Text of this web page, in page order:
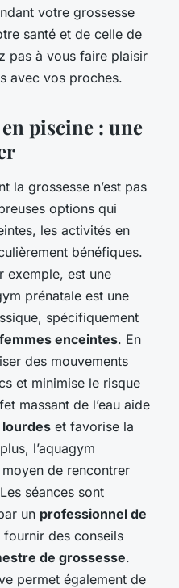
votre grossesse
santé et de celle de
pas à vous faire plaisir
avec vos proches.
piscine : une
la grossesse n’est pas
options qui
les activités en
bénéfiques.
exemple, est une
prénatale est une
spécifiquement
femmes enceintes. En
des mouvements
et minimise le risque
massant de l’eau aide
lourdes et favorise la
l’aquagym
de rencontrer
séances sont
un professionnel de
des conseils
de grossesse.
permet également de